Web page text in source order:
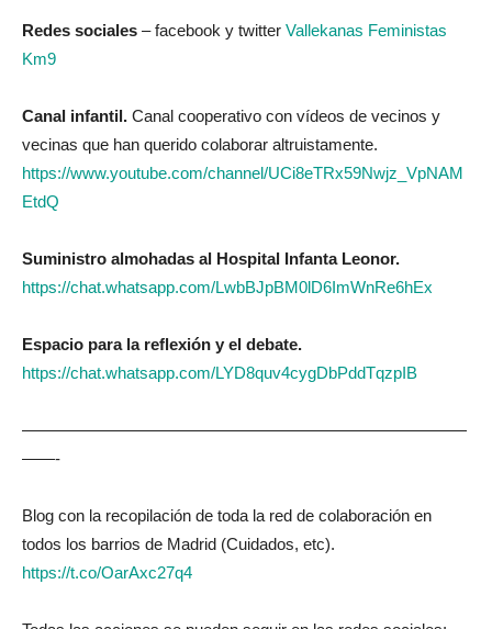
Redes sociales – facebook y twitter Vallekanas Feministas
Km9
Canal infantil. Canal cooperativo con vídeos de vecinos y
vecinas que han querido colaborar altruistamente.
https://www.youtube.com/channel/UCi8eTRx59Nwjz_VpNAM
EtdQ
Suministro almohadas al Hospital Infanta Leonor.
https://chat.whatsapp.com/LwbBJpBM0lD6ImWnRe6hEx
Espacio para la reflexión y el debate.
https://chat.whatsapp.com/LYD8quv4cygDbPddTqzpIB
———————————————————————————
——-
Blog con la recopilación de toda la red de colaboración en
todos los barrios de Madrid (Cuidados, etc).
https://t.co/OarAxc27q4